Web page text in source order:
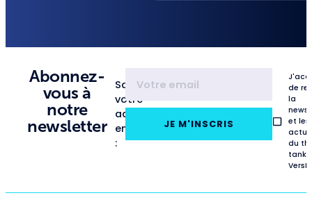
Abonnez-
vous à
notre
newsletter
Saisissez
votre
adresse
email
:
JE M'INSCRIS
de
la
et les
du
tank